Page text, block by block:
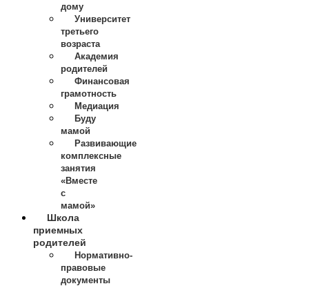
дому
Университет
третьего
возраста
Академия
родителей
Финансовая
грамотность
Медиация
Буду
мамой
Развивающие
комплексные
занятия
«Вместе
с
мамой»
Школа
приемных
родителей
Нормативно-
правовые
документы